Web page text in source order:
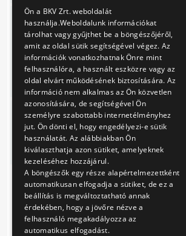
Villamos ajtók
elektromos és
mechanikus
alkatrészeinek
javítása, szállítása
15/T-
48/2012
Műszerek, jeladók
szállítása
15/T-
479/11
Előző 1 2
Ön a BKV Zrt. weboldalát
használja.Weboldalunk információkat
tárolhat vagy gyűjthet be a böngészőjéről,
amit az oldal sütik segítségével végez. Az
információk vonatkozhatnak Önre mint
felhasználóra, a használt eszközre vagy az
oldal elvárt működésének biztosítására. Az
információ nem alkalmas az Ön közvetlen
azonosítására, de segítségével Ön
személyre szabottabb internetélményhez
jut. Ön dönti el, hogy engedélyezi-e sütik
használatát. Az alábbiakban Ön
kiválaszthatja azon sütiket, amelyeknek
kezeléséhez hozzájárul.
A böngészők egy része alapértelmezettként
automatikusan elfogadja a sütiket, de ez a
beállítás is megváltoztatható annak
érdekében, hogy a jövőre nézve a
felhasználó megakadályozza az
automatikus elfogadást.